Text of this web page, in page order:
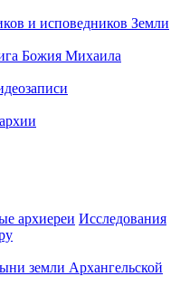
архиереи Исследования
земли Архангельской